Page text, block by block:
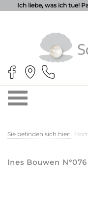
Ich liebe, was ich tue!
Sie befinden sich hier:
Ines Bouwen N°076